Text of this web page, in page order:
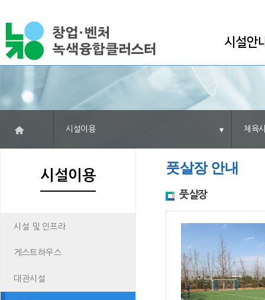
시설안
시설이용 체육
시설이용
시설 및 인프라
게스트하우스
대관시설
풋살장 안내
풋살장